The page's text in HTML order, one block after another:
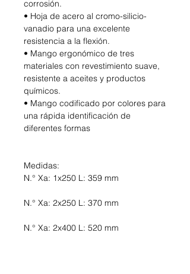
corrosión.
• Hoja de acero al cromo-silicio-
vanadio para una excelente
resistencia a la flexión.
• Mango ergonómico de tres
materiales con revestimiento suave,
resistente a aceites y productos
químicos.
• Mango codificado por colores para
una rápida identificación de
diferentes formas
Medidas:
N.° Xa: 1x250 L: 359 mm
N.° Xa: 2x250 L: 370 mm
N.° Xa: 2x400 L: 520 mm